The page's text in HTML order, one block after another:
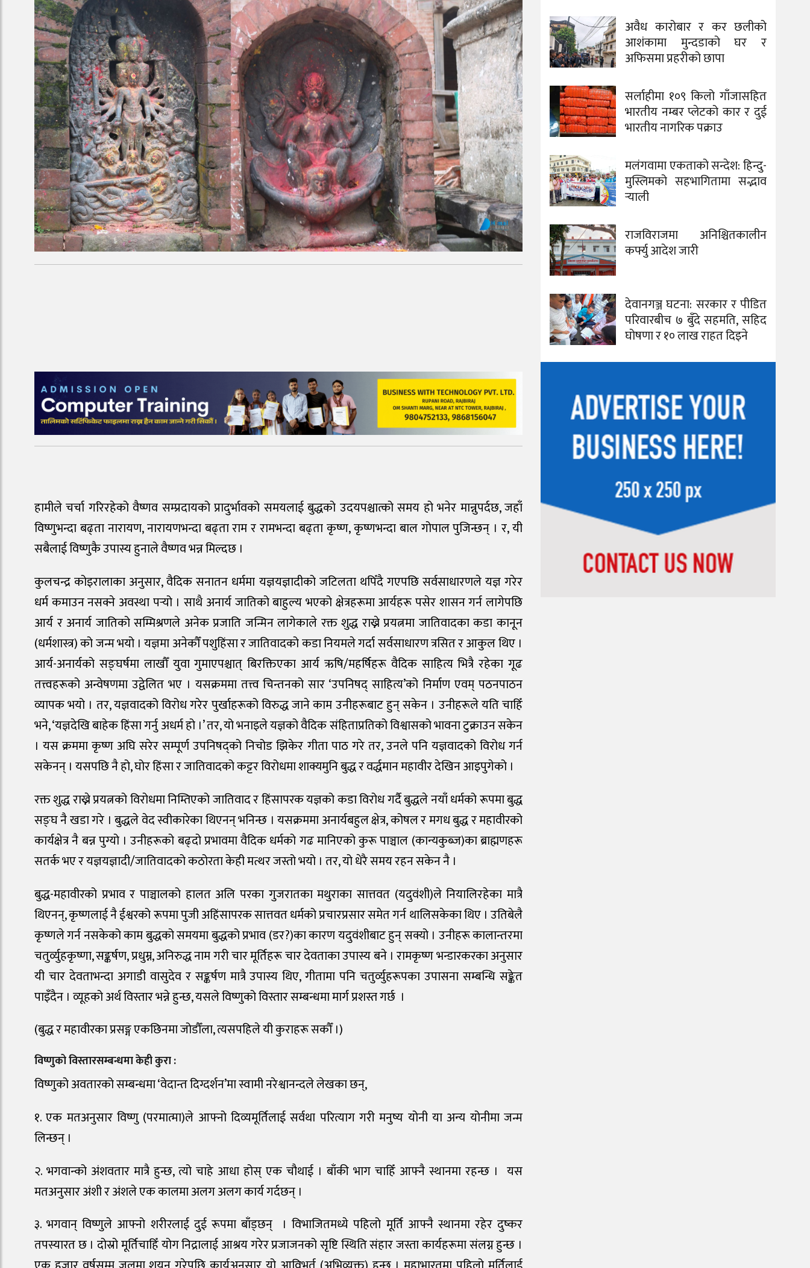
हामीले चर्चा गरिरहेको वैष्णव सम्प्रदायको प्रादुर्भावको समयलाई बुद्धको उदयपश्चात्को समय हो भनेर मान्नुपर्दछ, जहाँ
विष्णुभन्दा बढ्ता नारायण, नारायणभन्दा बढ्ता राम र रामभन्दा बढ्ता कृष्ण, कृष्णभन्दा बाल गोपाल पुजिन्छन् । र, यी
सबैलाई विष्णुकै उपास्य हुनाले वैष्णव भन्न मिल्दछ ।
कुलचन्द्र कोइरालाका अनुसार, वैदिक सनातन धर्ममा यज्ञयज्ञादीको जटिलता थपिँदै गएपछि सर्वसाधारणले यज्ञ गरेर
धर्म कमाउन नसक्ने अवस्था पर्‍यो । साथै अनार्य जातिको बाहुल्य भएको क्षेत्रहरूमा आर्यहरू पसेर शासन गर्न लागेपछि
आर्य र अनार्य जातिको सम्मिश्रणले अनेक प्रजाति जन्मिन लागेकाले रक्त शुद्ध राख्ने प्रयत्नमा जातिवादका कडा कानून
(धर्मशास्त्र) को जन्म भयो । यज्ञमा अनेकौँ पशुहिंसा र जातिवादको कडा नियमले गर्दा सर्वसाधारण त्रसित र आकुल थिए ।
आर्य-अनार्यको सङ्घर्षमा लाखौँ युवा गुमाएपश्चात् बिरक्तिएका आर्य ऋषि/महर्षिहरू वैदिक साहित्य भित्रै रहेका गूढ
तत्त्वहरूको अन्वेषणमा उद्वेलित भए । यसक्रममा तत्त्व चिन्तनको सार ‘उपनिषद् साहित्य’को निर्माण एवम् पठनपाठन
व्यापक भयो । तर, यज्ञवादको विरोध गरेर पुर्खाहरूको विरुद्ध जाने काम उनीहरूबाट हुन् सकेन । उनीहरूले यति चाहिँ
भने, ‘यज्ञदेखि बाहेक हिंसा गर्नु अधर्म हो ।’ तर, यो भनाइले यज्ञको वैदिक संहिताप्रतिको विश्वासको भावना टुक्राउन सकेन
। यस क्रममा कृष्ण अघि सरेर सम्पूर्ण उपनिषद्को निचोड झिकेर गीता पाठ गरे तर, उनले पनि यज्ञवादको विरोध गर्न
सकेनन् । यसपछि नै हो, घोर हिंसा र जातिवादको कट्टर विरोधमा शाक्यमुनि बुद्ध र वर्द्धमान महावीर देखिन आइपुगेको ।
रक्त शुद्ध राख्ने प्रयत्नको विरोधमा निम्तिएको जातिवाद र हिंसापरक यज्ञको कडा विरोध गर्दै बुद्धले नयाँ धर्मको रूपमा बुद्ध
सङ्घ नै खडा गरे । बुद्धले वेद स्वीकारेका थिएनन् भनिन्छ । यसक्रममा अनार्यबहुल क्षेत्र, कोषल र मगध बुद्ध र महावीरको
कार्यक्षेत्र नै बन्न पुग्यो । उनीहरूको बढ्दो प्रभावमा वैदिक धर्मको गढ मानिएको कुरू पाञ्चाल (कान्यकुब्ज)का ब्राह्मणहरू
सतर्क भए र यज्ञयज्ञादी/जातिवादको कठोरता केही मत्थर जस्तो भयो । तर, यो धेरै समय रहन सकेन नै ।
बुद्ध-महावीरको प्रभाव र पाञ्चालको हालत अलि परका गुजरातका मथुराका सात्तवत (यदुवंशी)ले नियालिरहेका मात्रै
थिएनन्, कृष्णलाई नै ईश्वरको रूपमा पुजी अहिंसापरक सात्तवत धर्मको प्रचारप्रसार समेत गर्न थालिसकेका थिए । उतिबेलै
कृष्णले गर्न नसकेको काम बुद्धको समयमा बुद्धको प्रभाव (डर?)का कारण यदुवंशीबाट हुन् सक्यो । उनीहरू कालान्तरमा
चतुर्व्युहकृष्णा, सङ्कर्षण, प्रधुम्न, अनिरुद्ध नाम गरी चार मूर्तिहरू चार देवताका उपास्य बने । रामकृष्ण भन्डारकरका अनुसार
यी चार देवताभन्दा अगाडी वासुदेव र सङ्कर्षण मात्रै उपास्य थिए, गीतामा पनि चतुर्व्युहरूपका उपासना सम्बन्धि सङ्केत
पाइँदैन । व्यूहको अर्थ विस्तार भन्ने हुन्छ, यसले विष्णुको विस्तार सम्बन्धमा मार्ग प्रशस्त गर्छ ।
(बुद्ध र महावीरका प्रसङ्ग एकछिनमा जोडौँला, त्यसपहिले यी कुराहरू सकौँ ।)
विष्णुको विस्तारसम्बन्धमा केही कुरा :
विष्णुको अवतारको सम्बन्धमा ‘वेदान्त दिग्दर्शन’मा स्वामी नरेश्वानन्दले लेखका छन्,
१. एक मतअनुसार विष्णु (परमात्मा)ले आफ्नो दिव्यमूर्तिलाई सर्वथा परित्याग गरी मनुष्य योनी या अन्य योनीमा जन्म
लिन्छन् ।
२. भगवान्को अंशवतार मात्रै हुन्छ, त्यो चाहे आधा होस् एक चौथाई । बाँकी भाग चाहिँ आफ्नै स्थानमा रहन्छ । यस
मतअनुसार अंशी र अंशले एक कालमा अलग अलग कार्य गर्दछन् ।
३. भगवान् विष्णुले आफ्नो शरीरलाई दुई रूपमा बाँड्छन् । विभाजितमध्ये पहिलो मूर्ति आफ्नै स्थानमा रहेर दुष्कर
तपस्यारत छ । दोस्रो मूर्तिचाहिँ योग निद्रालाई आश्रय गरेर प्रजाजनको सृष्टि स्थिति संहार जस्ता कार्यहरूमा संलग्न हुन्छ ।
अवैध कारोबार र कर छलीको
आशंकामा मुन्दडाको घर र
अफिसमा प्रहरीको छापा
सर्लाहीमा १०९ किलो गाँजासहित
भारतीय नम्बर प्लेटको कार र दुई
भारतीय नागरिक पक्राउ
मलंगवामा एकताको सन्देश: हिन्दु-
मुस्लिमको सहभागितामा सद्भाव
र्‍याली
राजविराजमा अनिश्चितकालीन
कर्फ्यु आदेश जारी
देवानगञ्ज घटना: सरकार र पीडित
परिवारबीच ७ बुँदे सहमति, सहिद
घोषणा र १० लाख राहत दिइने